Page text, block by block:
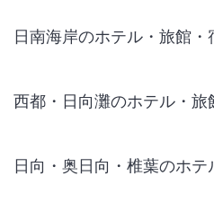
日南海岸のホテル・旅館・
西都・日向灘のホテル・旅
日向・奥日向・椎葉のホ